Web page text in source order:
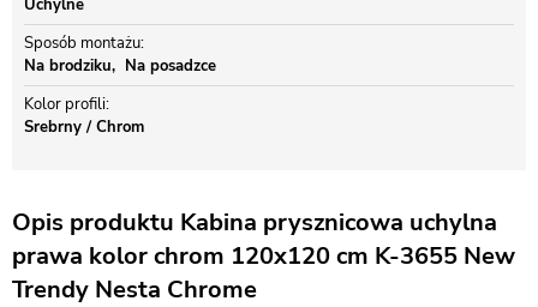
Uchylne
Sposób montażu
Na brodziku
Na posadzce
Kolor profili
Srebrny / Chrom
Opis produktu Kabina prysznicowa uchylna
prawa kolor chrom 120x120 cm K-3655 New
Trendy Nesta Chrome